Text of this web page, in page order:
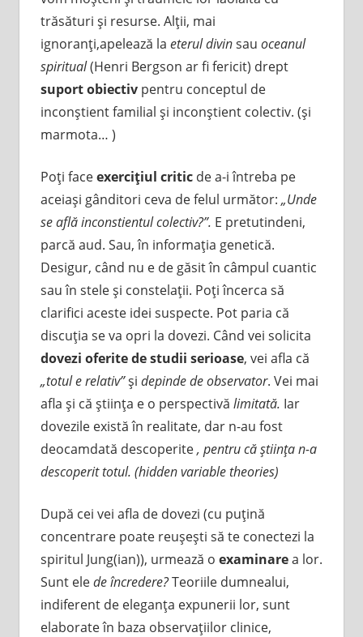
trăsături şi resurse. Alţii, mai
ignoranţi,apelează la eterul divinsau oceanul
spiritual(Henri Bergson ar fi fericit) drept
suport obiectivpentru conceptul de
inconştient familial şi inconştient colectiv. (şi
marmota… )
Poţi faceexerciţiul criticde a-i întreba pe
aceiaşi gânditori ceva de felul următor: „Unde
se află inconstientul colectiv?”. E pretutindeni,
parcă aud. Sau, în informaţia genetică.
Desigur, când nu e de găsit în câmpul cuantic
sau în stele şi constelaţii. Poţi încerca să
clarifici aceste idei suspecte. Pot paria că
discuţia se va opri la dovezi. Când vei solicita
dovezi oferite de studii serioase, vei afla că
„totul e relativ”şi depinde de observator. Vei mai
afla şi că ştiinţa e o perspectivă limitată. Iar
dovezile există în realitate, dar n-au fost
deocamdată descoperite, pentru că ştiinţa n-a
descoperit totul. (hidden variable theories)
După cei vei afla de dovezi (cu puţină
concentrare poate reuşeşti să te conectezi la
spiritul Jung(ian)), urmează o examinarea lor.
Sunt elede încredere?Teoriile dumnealui,
indiferent de eleganţa expunerii lor, sunt
elaborate în baza observaţiilor clinice,